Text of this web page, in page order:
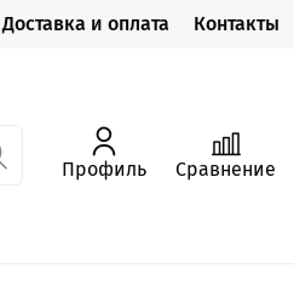
Доставка и оплата Контакты
Профиль Сравнение